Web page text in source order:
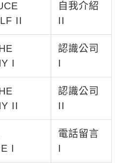
II
自我介紹
II
I
認識公司
I
II
認識公司
II
I
電話留言
I